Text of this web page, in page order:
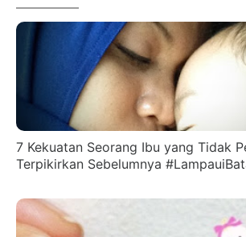
7 Kekuatan Seorang Ibu yang Tidak
Terpikirkan Sebelumnya